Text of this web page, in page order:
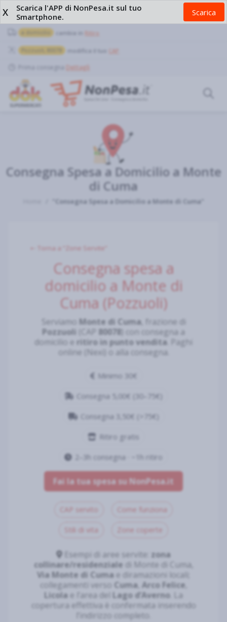
X
Scarica l'APP di NonPesa.it sul tuo
Smartphone.
Scarica
cambia in Ritiro
CAP
Dettagli
Consegna Spesa a Domicilio a Monte
di Cuma
"Consegna Spesa a Domicilio a Monte di Cuma"
⇠ Torna a “Zone Servite”
Consegna spesa a
domicilio a Monte di
Cuma (Pozzuoli)
Serviamo Monte di Cuma, frazione di
Pozzuoli
80078 ) con consegna a
domicilio e ritiro in punto vendita . Paghi
online (Nexi) o alla consegna.
Minimo 30€
Consegna 5,00€ (30–75€)
Consegna 3,50€ (>75€)
Ritiro gratis
2–3h consegna · ~1h ritiro
Fai la tua spesa su NonPesa.it
CAP servito Come funziona
Stili di vita Zone coperte
Esempi di aree servite: zona
collinare/residenziale di Monte di Cuma,
Via Monte di Cuma e diramazioni locali;
collegamenti verso
Cuma, Arco Felice
Licola e l’area del Lago d’Averno . La
copertura effettiva è confermata inserendo
l’indirizzo completo.